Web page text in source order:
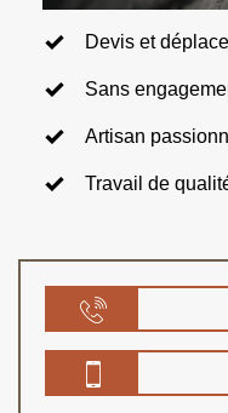
Devis et
Sans
Artisan
Travail de